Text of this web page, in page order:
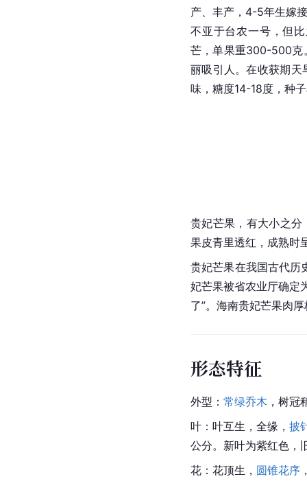
产、丰产，4-5年生嫁
不亚于台农一号，但
芒，单果重300-500克
丽吸引人。在收获期天
味，糖度14-18度，种
贵妃芒果，有大小之
果皮青里透红，成熟时
贵妃芒果在我国古代历
妃芒果被省农业厅确定
了”。海南贵妃芒果肉
形态特征
外型： 常绿乔木 ，树冠
叶：叶互生，全缘，披
公分。新叶为紫红色，
花：花顶生， 圆锥花序